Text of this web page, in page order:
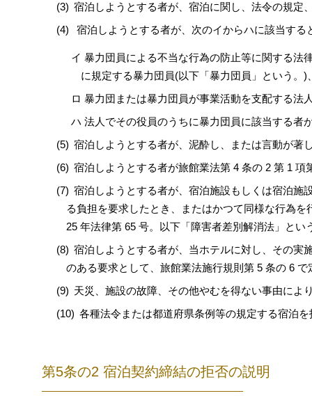
宿泊しようとする者が、宿泊に関し、法令の規定
宿泊しようとする者が、次のイからハに該当する
イ 暴力団員による不当な行為の防止等に関する法
に規定する暴力団員(以下「暴力団員」という。
ロ 暴力団または暴力団員が事業活動を支配する法
ハ 法人でその役員のうちに暴力団員に該当する者
宿泊しようとする者が、泥酔し、または言動が著
宿泊しようとする者が旅館業法第 4 条の 2 第 1
宿泊しようとする者が、宿泊施設もしくは宿泊施
る負担を要求したとき、またはかつて同様な行為
25 年法律第 65 号。以下「障害者差別解消法」と
宿泊しようとする者が、当ホテルに対し、その実
のある要求として、旅館業法施行規則第 5 条の 6
天災、施設の故障、その他やむを得ない事由によ
各種法令または都道府県条例等の規定する宿泊
第5条の2 宿泊契約締結の拒否の説明